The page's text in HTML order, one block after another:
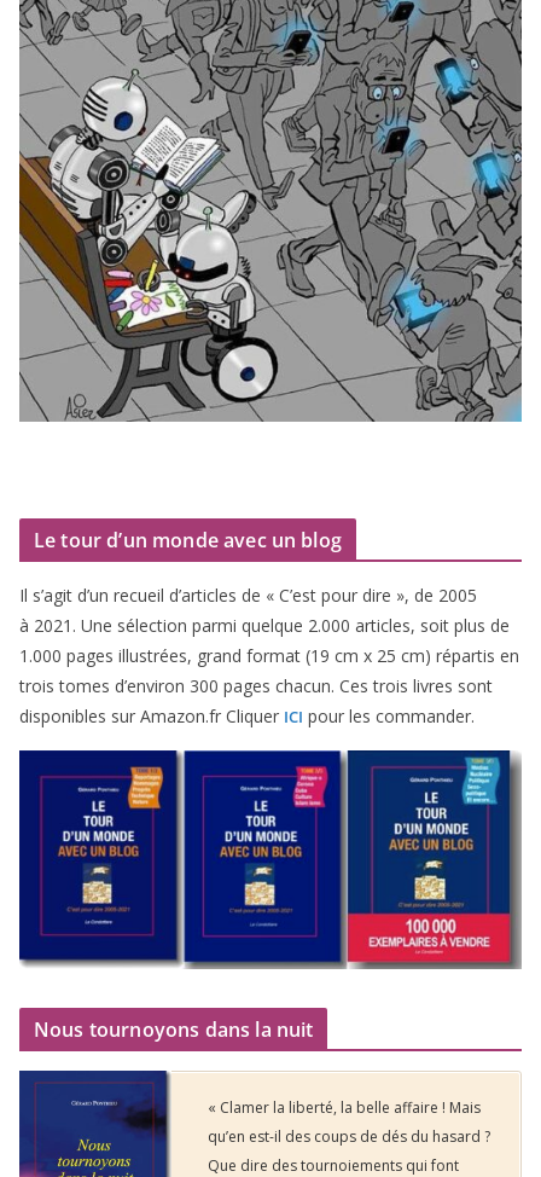
Le tour d’un monde avec un blog
Il s’agit d’un recueil d’ar­ticles de « C’est pour dire », de 2005
à 2021 . Une sélec­tion par­mi quelque 2.000 articles, soit plus de
1 .000 pages illus­trées, grand for­mat (19 cm x 25 cm) répar­tis en
trois tomes d’environ 300 pages cha­cun. Ces trois livres sont
dis­po­nibles sur Amazon​.fr Cliquer ICI pour les commander.
Nous tournoyons dans la nuit
« Clamer la liberté, la belle affaire ! Mais
qu’en est-il des coups de dés du hasard ?
Que dire des tournoiements qui font